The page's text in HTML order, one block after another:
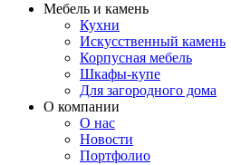
Мебель и камень
Кухни
Искусственный камень
Корпусная мебель
Шкафы-купе
Для загородного дома
О компании
О нас
Новости
Портфолио